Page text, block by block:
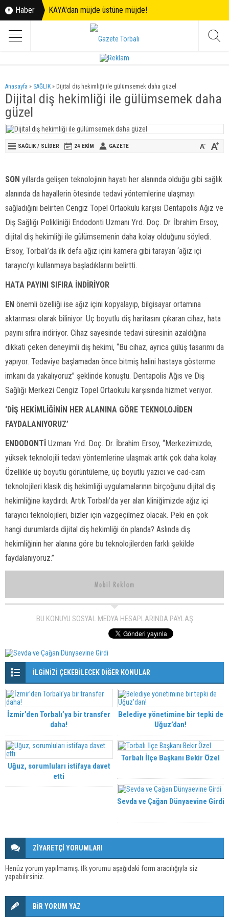
Haber KAYA'dan müjde üstüne müjde!
Anasayfa » SAĞLIK » Dijital diş hekimliği ile gülümsemek daha güzel
Dijital diş hekimliği ile gülümsemek daha
güzel
SAĞLIK/ SLİDER 24 EKIM GAZETE
SON yıllarda gelişen teknolojinin hayatı her alanında olduğu gibi sağlık
alanında da hayallerin ötesinde tedavi yöntemlerine ulaşmayı
sağladığını belirten Cengiz Topel Ortaokulu karşısı Dentapolis Ağız ve
Diş Sağlığı Polikliniği Endodonti Uzmanı Yrd. Doç. Dr. İbrahim Ersoy,
dijital diş hekimliği ile gülümsemenin daha kolay olduğunu söyledi.
Ersoy, Torbalı’da ilk defa ağız içini kamera gibi tarayan ‘ağız içi
tarayıcı’yı kullanmaya başladıklarını belirtti.
HATA PAYINI SIFIRA İNDİRİYOR
EN önemli özelliği ise ağız içini kopyalayıp, bilgisayar ortamına
aktarması olarak biliniyor. Üç boyutlu diş haritasını çıkaran cihaz, hata
payını sıfıra indiriyor. Cihaz sayesinde tedavi süresinin azaldığına
dikkati çeken deneyimli diş hekimi, “Bu cihaz, ayrıca gülüş tasarımı da
yapıyor. Tedaviye başlamadan önce bitmiş halini hastaya gösterme
imkanı da yakalıyoruz” şeklinde konuştu. Dentapolis Ağıs ve Diş
Sağlığı Merkezi Cengiz Topel Ortaokulu karşısında hizmet veriyor.
‘DİŞ HEKİMLİĞİNİN HER ALANINA GÖRE TEKNOLOJİDEN
FAYDALANIYORUZ’
ENDODONTİ Uzmanı Yrd. Doç. Dr. İbrahim Ersoy, “Merkezimizde,
yüksek teknolojili tedavi yöntemlerine ulaşmak artık çok daha kolay.
Özellikle üç boyutlu görüntüleme, üç boyutlu yazıcı ve cad-cam
teknolojileri klasik diş hekimliği uygulamalarının birçoğunu dijital diş
hekimliğine kaydırdı. Artık Torbalı’da yer alan kliniğimizde ağız içi
tarayıcı teknolojileri, bizler için vazgeçilmez olacak. Peki en çok
hangi durumlarda dijital diş hekimliği ön planda? Aslında diş
hekimliğinin her alanına göre bu teknolojilerden farklı şekilde
faydalanıyoruz.”
BU KONUYU SOSYAL MEDYA HESAPLARINDA PAYLAŞ
İLGİNİZİ ÇEKEBİLECEK DİĞER KONULAR
İzmir’den Torbalı’ya bir transfer
daha!
Belediye yönetimine bir tepki de
Uğuz’dan!
Uğuz, sorumluları istifaya davet
etti
Torbalı İlçe Başkanı Bekir Özel
Sevda ve Çağan Dünyaevine Girdi
ZİYARETÇİ YORUMLARI
Henüz yorum yapılmamış. İlk yorumu aşağıdaki form aracılığıyla siz
yapabilirsiniz.
BİR YORUM YAZ